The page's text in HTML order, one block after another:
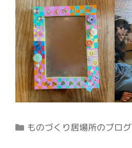
カ
ものづくり居場所のブログ